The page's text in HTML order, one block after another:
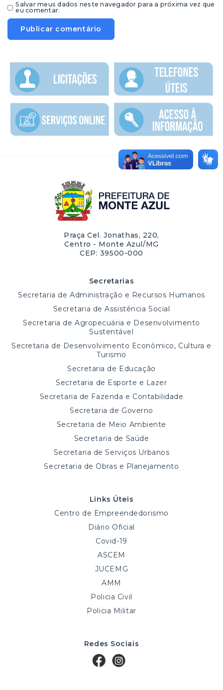
Salvar meus dados neste navegador para a próxima vez que
eu comentar.
Praça Cel. Jonathas, 220,
Centro - Monte Azul/MG
CEP: 39500-000
Secretarias
Secretaria de Administração e Recursos Humanos
Secretaria de Assistência Social
Secretaria de Agropecuária e Desenvolvimento
Sustentável
Secretaria de Desenvolvimento Econômico, Cultura e
Turismo
Secretaria de Educação
Secretaria de Esporte e Lazer
Secretaria de Fazenda e Contabilidade
Secretaria de Governo
Secretaria de Meio Ambiente
Secretaria de Saúde
Secretaria de Serviços Urbanos
Secretaria de Obras e Planejamento
Links Úteis
Centro de Empreendedorismo
Diário Oficial
Covid-19
ASCEM
JUCEMG
AMM
Policia Civil
Policia Militar
Redes Sociais